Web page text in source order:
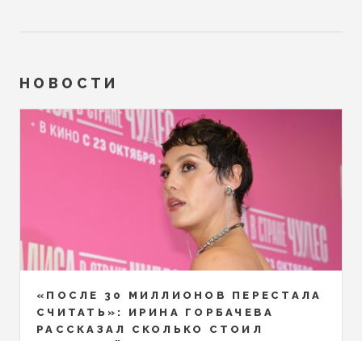
НОВОСТИ
«ПОСЛЕ 30 МИЛЛИОНОВ ПЕРЕСТАЛА
СЧИТАТЬ»: ИРИНА ГОРБАЧЕВА
РАССКАЗАЛ СКОЛЬКО СТОИЛ